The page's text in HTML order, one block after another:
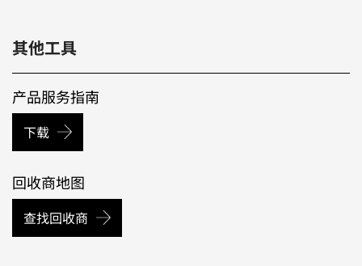
其他工具
产品服务指南
下载
回收商地图
查找回收商